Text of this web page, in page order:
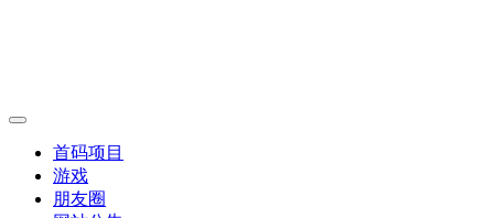
首码项目
游戏
朋友圈